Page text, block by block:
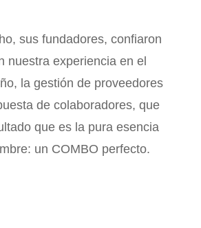
sus fundadores, confiaron
nuestra experiencia en el
la gestión de proveedores
de colaboradores, que
que es la pura esencia
un COMBO perfecto.